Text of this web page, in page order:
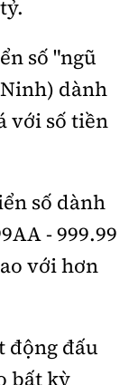
số "ngũ
dành
với số tiền
số dành
- 999.99
với hơn
động đấu
bất kỳ